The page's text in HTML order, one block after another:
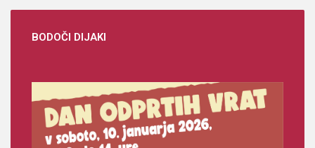
BODOČI DIJAKI